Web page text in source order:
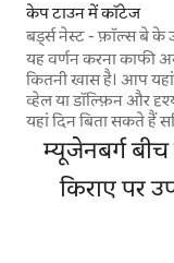
केप टाउन में कॉटेज
बर्ड्स नेस्ट - फ़ॉल्स बे
यह वर्णन करना काफी
कितनी खास है। आप यहां
व्हेल या डॉल्फ़िन और
यहां दिन बिता सकते हैं
गर्म और गर्मियों में
सही है। आपके पीछे
सिर्फ पहाड़ है लेकिन
केंद्र भी केवल 30 मिनट
यह घर आपके लिए है,
यह घर आपके लिए है,
म्यूजेनबर्ग
किराए पर